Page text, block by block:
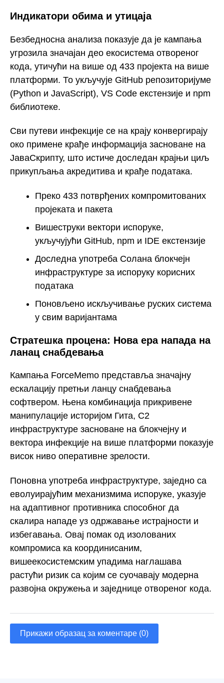
Индикатори обима и утицаја
Безбедносна анализа показује да је кампања
угрозила значајан део екосистема отвореног
кода, утичући на више од 433 пројекта на више
платформи. То укључује GitHub репозиторијуме
(Python и JavaScript), VS Code екстензије и npm
библиотеке.
Сви путеви инфекције се на крају конвергирају
око примене крађе информација засноване на
ЈаваСкрипту, што истиче доследан крајњи циљ
прикупљања акредитива и крађе података.
Преко 433 потврђених компромитованих
пројеката и пакета
Вишеструки вектори испоруке,
укључујући GitHub, npm и IDE екстензије
Доследна употреба Солана блокчејн
инфраструктуре за испоруку корисних
података
Поновљено искључивање руских система
у свим варијантама
Стратешка процена: Нова ера напада на
ланац снабдевања
Кампања ForceMemo представља значајну
ескалацију претњи ланцу снабдевања
софтвером. Њена комбинација прикривене
манипулације историјом Гита, C2
инфраструктуре засноване на блокчејну и
вектора инфекције на више платформи показује
висок ниво оперативне зрелости.
Поновна употреба инфраструктуре, заједно са
еволуирајућим механизмима испоруке, указује
на адаптивног противника способног да
скалира нападе уз одржавање истрајности и
избегавања. Овај помак од изолованих
компромиса ка координисаним,
вишеекосистемским упадима наглашава
растући ризик са којим се суочавају модерна
развојна окружења и заједнице отвореног кода.
Прикажи образац за коментаре (0)